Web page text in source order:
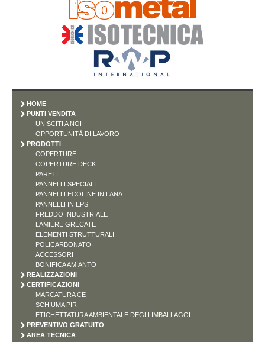
HOME
PUNTI VENDITA
UNISCITI A NOI
OPPORTUNITÀ DI LAVORO
PRODOTTI
COPERTURE
COPERTURE DECK
PARETI
PANNELLI SPECIALI
PANNELLI ECOLINE IN LANA
PANNELLI IN EPS
FREDDO INDUSTRIALE
LAMIERE GRECATE
ELEMENTI STRUTTURALI
POLICARBONATO
ACCESSORI
BONIFICA AMIANTO
REALIZZAZIONI
CERTIFICAZIONI
MARCATURA CE
SCHIUMA PIR
ETICHETTATURA AMBIENTALE DEGLI IMBALLAGGI
PREVENTIVO GRATUITO
AREA TECNICA